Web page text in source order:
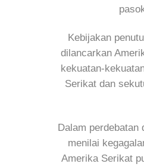
Kebijakan
dilancarkan
kekuatan-
Serikat dan
Dalam perdebatan
menilai
Amerika Serikat